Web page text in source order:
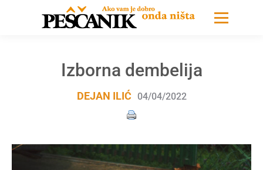
Izborna dembelija
DEJAN ILIĆ 04/04/2022